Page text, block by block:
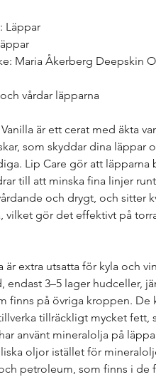
Läppar
Maria Åkerberg Deepskin
vårdar läpparna
är ett cerat med äkta
som skyddar dina läppar
Lip Care gör att läpparna
till att minska fina linjer
och drygt, och sitter
vilket gör det effektivt på
är extra utsatta för kyla och
endast 3–5 lager hudceller,
finns på övriga kroppen. De
tillräckligt mycket fett,
använt mineralolja på
oljor istället för
petroleum, som finns i de